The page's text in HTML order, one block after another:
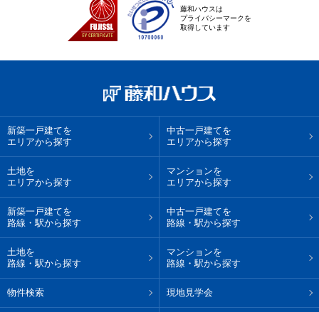
藤和ハウスは
プライバシーマークを
取得しています
新築一戸建てを
エリアから探す
中古一戸建てを
エリアから探す
土地を
エリアから探す
マンションを
エリアから探す
新築一戸建てを
路線・駅から探す
中古一戸建てを
路線・駅から探す
土地を
路線・駅から探す
マンションを
路線・駅から探す
物件検索 現地見学会